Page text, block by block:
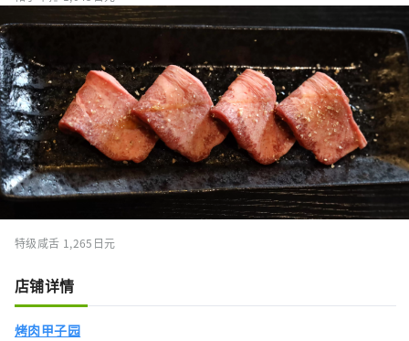
特级咸舌 1,265日元
店铺详情
烤肉甲子园